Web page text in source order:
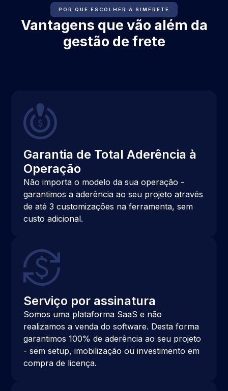
POR QUE ESCOLHER A SIMFRETE
Vantagens que vão além da
gestão de frete
Garantia de Total Aderência à
Operação
Não importa o modelo da sua operação -
garantimos a aderência ao seu projeto através
de até 3 customizações na ferramenta, sem
custo adicional.
Serviço por assinatura
Somos uma plataforma SaaS e não
realizamos a venda do software. Desta forma
garantimos 100% de aderência ao seu projeto
- sem setup, imobilização ou investimento em
compra de licença.